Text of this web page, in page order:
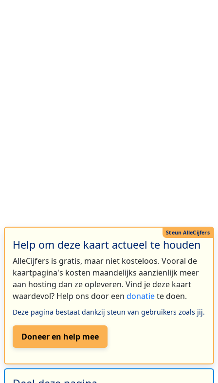
Help om deze kaart actueel te houden
AlleCijfers is gratis, maar niet kosteloos. Vooral de
kaartpagina's kosten maandelijks aanzienlijk meer
aan hosting dan ze opleveren. Vind je deze kaart
waardevol? Help ons door een donatiete doen.
Deze pagina bestaat dankzij steun van gebruikers zoals jij.
Doneer en help mee